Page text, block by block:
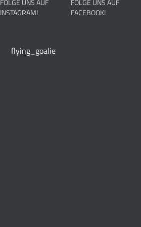
können
auf
werden
INSTAGRAM!
flying_goalie
FACEBOOK!